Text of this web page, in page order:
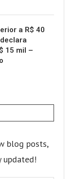
a R$ 40
15 mil –
blog posts,
updated!